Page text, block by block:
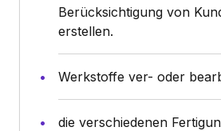
Berücksichtigung von
erstellen.
Werkstoffe ver- oder
die verschiedenen